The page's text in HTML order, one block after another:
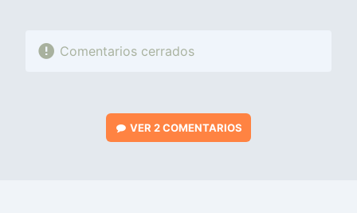
Comentarios cerrados
VER2 COMENTARIOS